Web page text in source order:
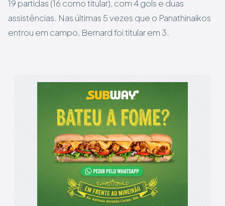
19 partidas (16 como titular), com 4 gols e duas
assistências. Nas últimas 5 vezes que o Panathinaikos
entrou em campo, Bernard foi titular em 3.